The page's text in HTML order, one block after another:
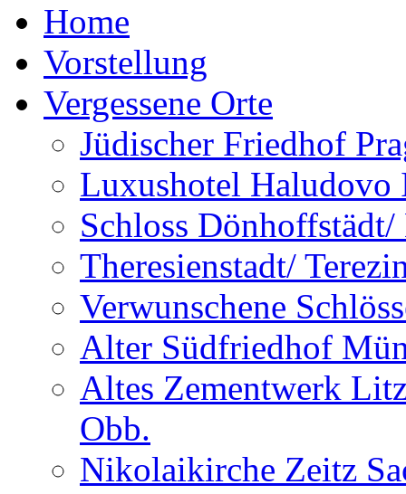
Home
Vorstellung
Vergessene Orte
Jüdischer Friedhof
Luxushotel
Schloss Dönhoffstädt/
Theresienstadt/
Verwunschene
Alter Südfriedhof
Altes Zementwerk
Obb.
Nikolaikirche Zeitz